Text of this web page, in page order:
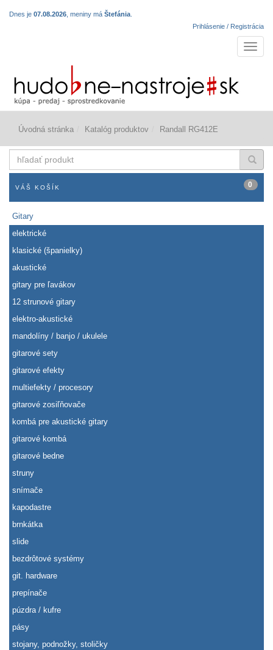
Dnes je 07.08.2026 , meniny má Štefánia
Prihlásenie / Registrácia
Úvodná stránka Katalóg produktov Randall RG412E
produkt
VÁŠ KOŠÍK 0
Gitary
elektrické
klasické (španielky)
akustické
gitary pre ľavákov
12 strunové gitary
elektro-akustické
mandolíny / banjo / ukulele
gitarové sety
gitarové efekty
multiefekty / procesory
gitarové zosiľňovače
kombá pre akustické gitary
gitarové kombá
gitarové bedne
struny
snímače
kapodastre
brnkátka
slide
bezdrôtové systémy
git. hardware
prepínače
púzdra / kufre
pásy
stojany, podnožky, stoličky